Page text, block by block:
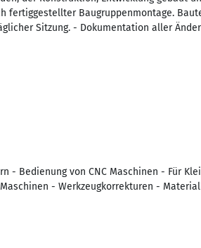
fertiggestellter Baugruppenmontage.
Sitzung. - Dokumentation aller
- Bedienung von CNC Maschinen - Für
- Werkzeugkorrekturen -